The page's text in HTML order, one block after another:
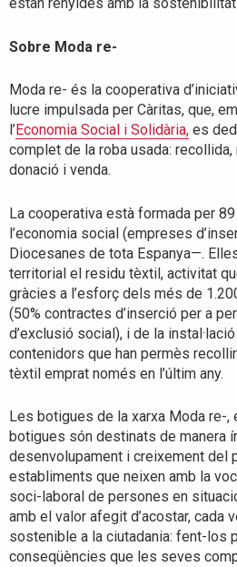
Sobre Moda re-
Moda re- és la cooperativa
lucre impulsada per Càritas, que,
l’Economia Social i Solidària, es
complet de la roba usada:
donació i venda.
La cooperativa està formada per
l’economia social (empreses
Diocesanes de tota Espanya—.
territorial el residu tèxtil, activitat
gràcies a l’esforç dels més de
(50% contractes d’inserció per a
d’exclusió social), i de la
contenidors que han permès
tèxtil emprat només en l’últim any.
Les botigues de la xarxa Moda re-
botigues són destinats de manera
desenvolupament i creixement del
establiments que neixen amb la
soci-laboral de persones en
amb el valor afegit d’acostar, cada
sostenible a la ciutadania: fent-los
conseqüències que les seves